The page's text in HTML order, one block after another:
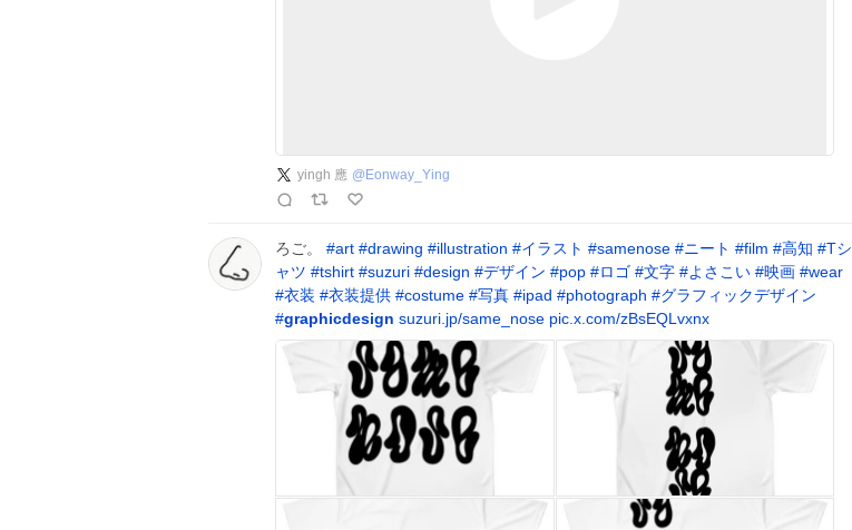
yingh 應 @ Eonway_Ying
ろご。 #art #drawing #illustration #イラスト #samenose #ニート #film #高知 #Tシ
ャツ #tshirt #suzuri #design #デザイン #pop #ロゴ #文字 #よさこい #映画 #wear
#衣装 #衣装提供 #costume #写真 #ipad #photograph #グラフィックデザイン
#graphicdesign suzuri.jp/same_nose pic.x.com/zBsEQLvxnx